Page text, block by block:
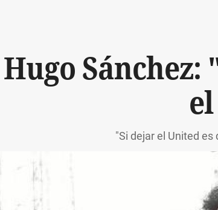
Hugo
"Si dejar el United